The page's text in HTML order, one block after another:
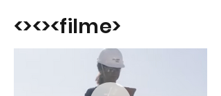
<><><filme>